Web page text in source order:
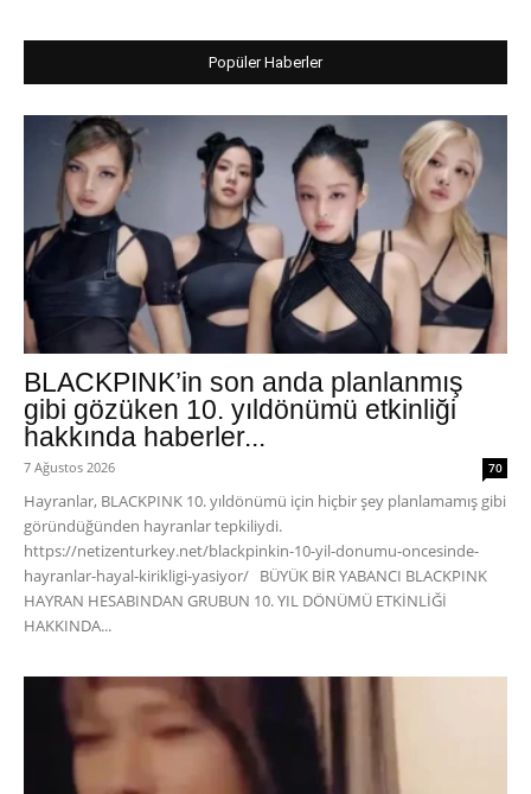
Popüler Haberler
BLACKPINK’in son anda planlanmış
gibi gözüken 10. yıldönümü etkinliği
hakkında haberler...
7 Ağustos 2026 70
Hayranlar, BLACKPINK 10. yıldönümü için hiçbir şey planlamamış gibi
göründüğünden hayranlar tepkiliydi.
https://netizenturkey.net/blackpinkin-10-yil-donumu-oncesinde-
hayranlar-hayal-kirikligi-yasiyor/ BÜYÜK BİR YABANCI BLACKPINK
HAYRAN HESABINDAN GRUBUN 10. YIL DÖNÜMÜ ETKİNLİĞİ
HAKKINDA...